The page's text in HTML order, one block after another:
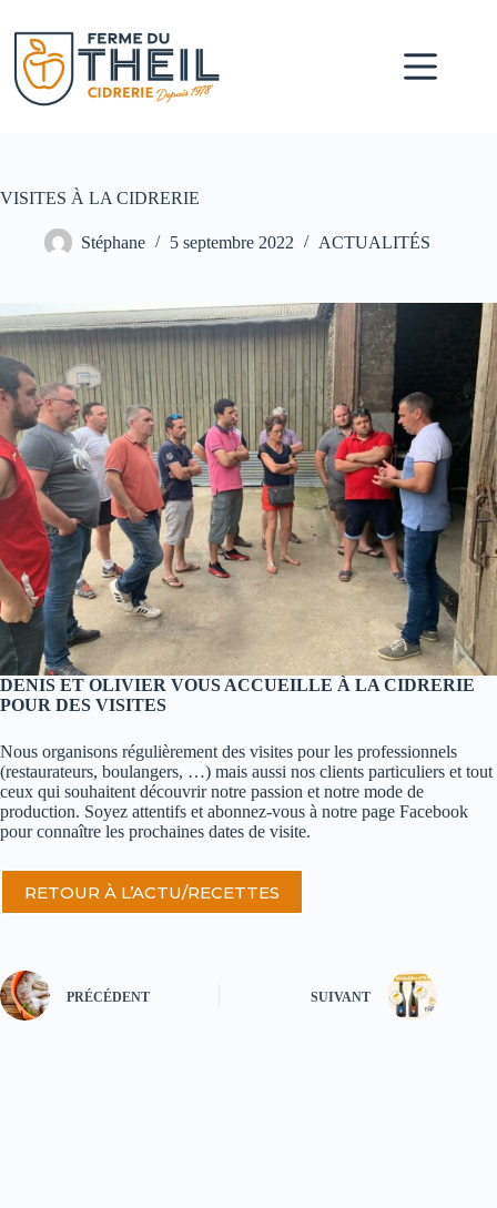
VISITES À LA CIDRERIE
Stéphane 5 septembre 2022 ACTUALITÉS
DENIS ET OLIVIER VOUS ACCUEILLE À LA CIDRERIE
POUR DES VISITES
Nous organisons régulièrement des visites pour les professionnels
(restaurateurs, boulangers, …) mais aussi nos clients particuliers et tout
ceux qui souhaitent découvrir notre passion et notre mode de
production. Soyez attentifs et abonnez-vous à notre page Facebook
pour connaître les prochaines dates de visite.
RETOUR À L’ACTU/RECETTES
PRÉCÉDENT SUIVANT